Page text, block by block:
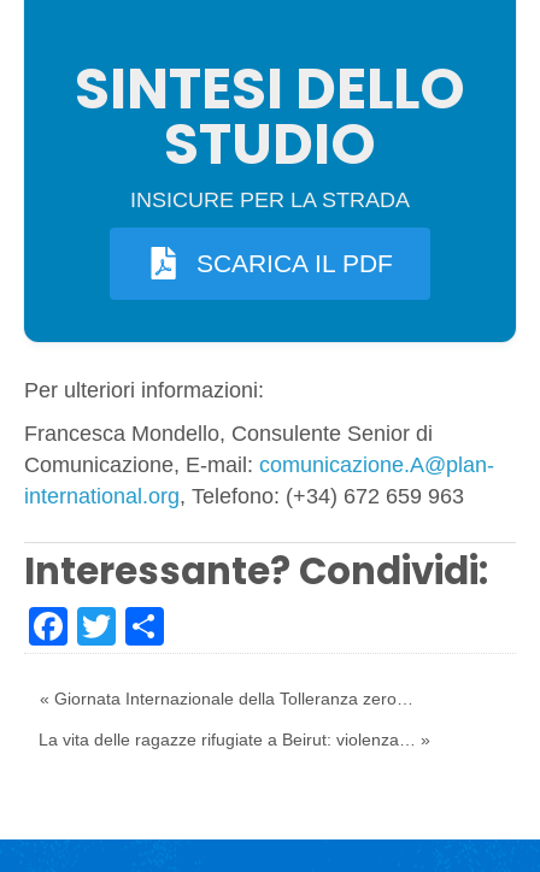
SINTESI DELLO
STUDIO
INSICURE PER LA STRADA
SCARICA IL PDF
Per ulteriori informazioni:
Francesca Mondello, Consulente Senior di
Comunicazione, E-mail: comunicazione.A@plan-
international.org, Telefono: (+34) 672 659 963
Interessante? Condividi:
Facebook
Twitter
« Giornata Internazionale della Tolleranza zero…
La vita delle ragazze rifugiate a Beirut: violenza… »